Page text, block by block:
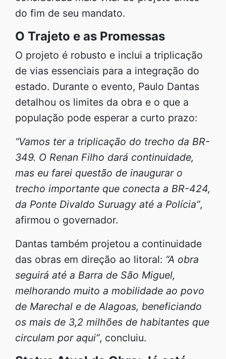
do fim de seu mandato.
O Trajeto e as Promessas
O projeto é robusto e inclui a triplicação
de vias essenciais para a integração do
estado. Durante o evento, Paulo Dantas
detalhou os limites da obra e o que a
população pode esperar a curto prazo:
“Vamos ter a triplicação do trecho da BR-
349. O Renan Filho dará continuidade,
mas eu farei questão de inaugurar o
trecho importante que conecta a BR-424,
da Ponte Divaldo Suruagy até a Polícia”,
afirmou o governador.
Dantas também projetou a continuidade
das obras em direção ao litoral: “A obra
seguirá até a Barra de São Miguel,
melhorando muito a mobilidade ao povo
de Marechal e de Alagoas, beneficiando
os mais de 3,2 milhões de habitantes que
circulam por aqui”, concluiu.